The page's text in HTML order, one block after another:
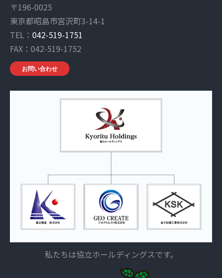
〒196-0025
東京都昭島市宮沢町3-14-1
TEL： 042-519-1751
FAX：042-519-1752
お問い合わせ
私たちは協立ホールディングスです。